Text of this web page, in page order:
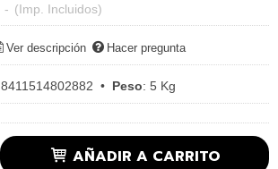
- (Imp. Incluidos)
Ver descripción Hacer pregunta
8411514802882 • Peso: 5 Kg
AÑADIR A CARRITO